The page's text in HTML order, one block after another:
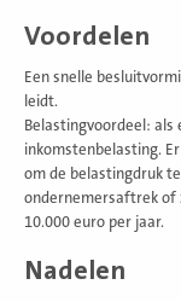
Voordelen
Een snelle
leidt.
Belastingvoordeel: als
inkomstenbelasting.
om de belastingdruk
ondernemersaftrek of
10.000 euro per jaar.
Nadelen